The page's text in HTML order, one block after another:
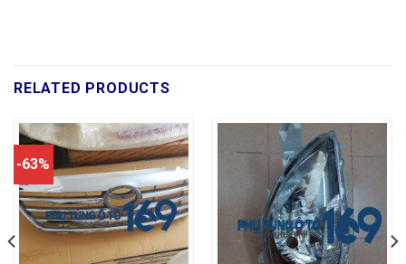
RELATED PRODUCTS
-63%